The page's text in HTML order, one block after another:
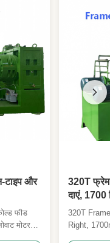
मिल
,छोटी रबर मिश्रण मिल मशीन
टाइप और
फीड
मोटर,
320T फ्रेम
दाएं,
हॉट प्रेसिंग
320T
Right,